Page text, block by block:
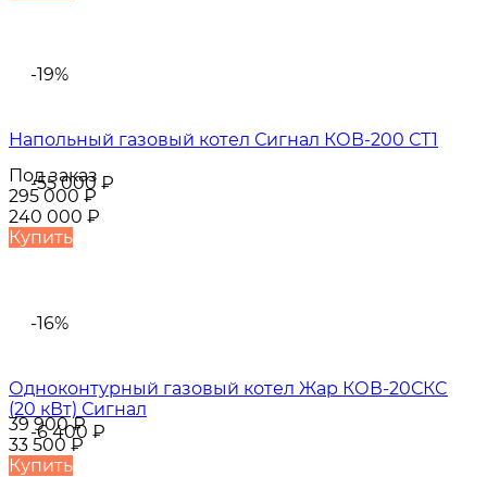
-19%
-55 000 ₽
Напольный газовый котел Сигнал КОВ-200 СТ1
Под заказ
295 000₽
240 000 ₽
Купить
-16%
-6 400 ₽
Одноконтурный газовый котел Жар КОВ-20СКC
(20 кВт) Сигнал
39 900₽
33 500₽
Купить